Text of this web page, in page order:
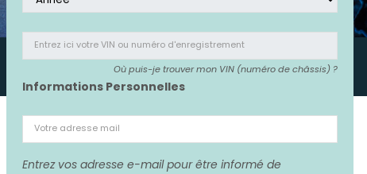
Entrez ici votre VIN ou numéro d'enregistrement
Où puis-je trouver mon VIN (numéro de châssis) ?
Informations Personnelles
Votre adresse mail
Entrez vos adresse e-mail pour être informé de